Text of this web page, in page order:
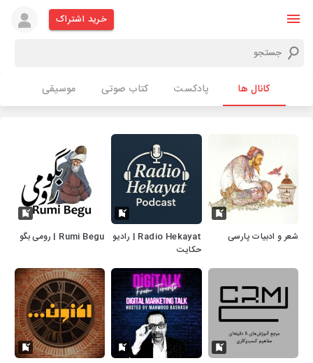
خرید اشتراک
کانال ها پادکست کتاب صوتی موسیقی
شعر و ادبیات پارسی
Radio Hekayat | رادیو
حکایت
Rumi Begu | رومی بگو